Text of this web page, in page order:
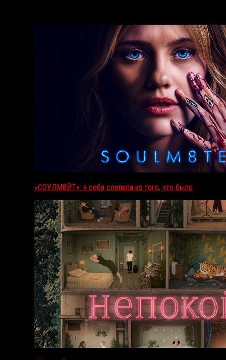
«СОУЛМ8ЙТ»: я себя слепила из того, что было